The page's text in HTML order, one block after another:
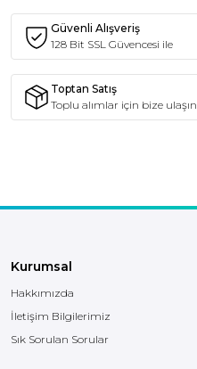
Güvenli Alışveriş
128 Bit SSL Güvencesi ile
Toptan Satış
Toplu alımlar için bize ulaşın
Kurumsal
Hakkımızda
İletişim Bilgilerimiz
Sık Sorulan Sorular